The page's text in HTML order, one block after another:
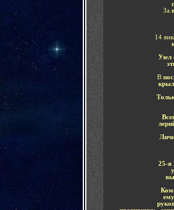
За
14
Узел
В
25-я